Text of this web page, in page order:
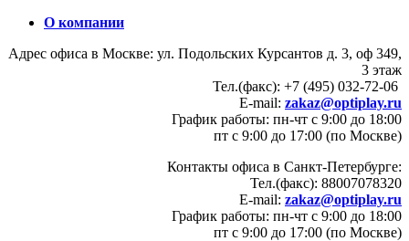
О компании
Адрес офиса в Москве: ул. Подольских Курсантов д. 3, оф 349,
3 этаж
Тел.(факс): +7 (495) 032-72-06
E-mail: zakaz@optiplay.ru
График работы: пн-чт с 9:00 до 18:00
пт с 9:00 до 17:00 (по Москве)
Контакты офиса в Санкт-Петербурге:
Тел.(факс): 88007078320
E-mail: zakaz@optiplay.ru
График работы: пн-чт с 9:00 до 18:00
пт с 9:00 до 17:00 (по Москве)